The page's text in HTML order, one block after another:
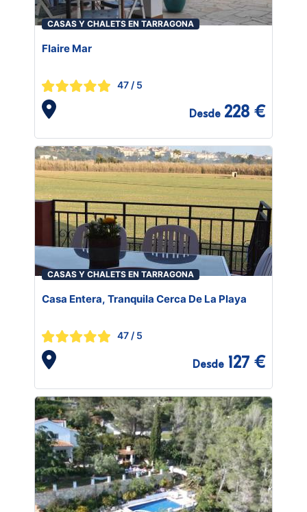
CASAS Y CHALETS EN TARRAGONA
Flaire Mar
47 / 5
Desde 228 €
CASAS Y CHALETS EN TARRAGONA
Casa Entera, Tranquila Cerca De La Playa
47 / 5
Desde 127 €